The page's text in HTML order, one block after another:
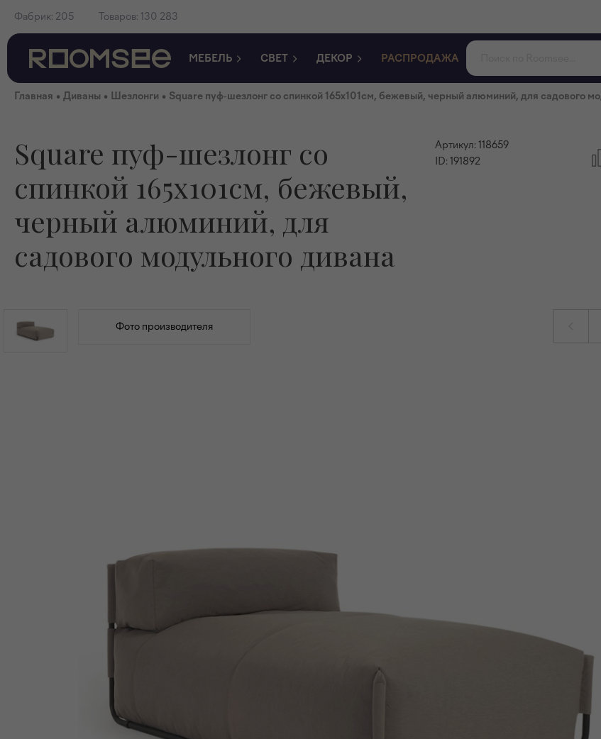
Фабрик: 205 Товаров: 130 283
МЕБЕЛЬ СВЕТ ДЕКОР РАСПРОДАЖА
Главная • Диваны • Шезлонги • Square пуф-шезлонг со спинкой 165x101см, бежевый, черный алюминий, для садового
Square пуф-шезлонг со
спинкой 165x101см, бежевый,
черный алюминий, для
садового модульного дивана
Артикул: 118659
ID: 191892
Фото производителя